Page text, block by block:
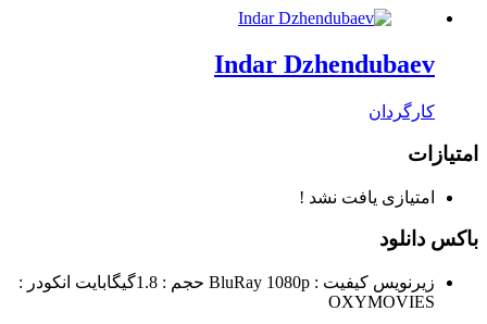
Indar Dzhendubaev
کارگردان
امتیازات
امتیازی یافت نشد !
باکس دانلود
زیرنویس کیفیت : BluRay 1080p حجم : 1.8گیگابایت
انکودر :
OXYMOVIES